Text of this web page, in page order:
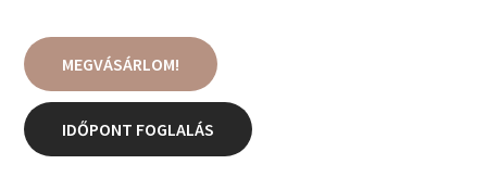
MEGVÁSÁRLOM!
IDŐPONT FOGLALÁS